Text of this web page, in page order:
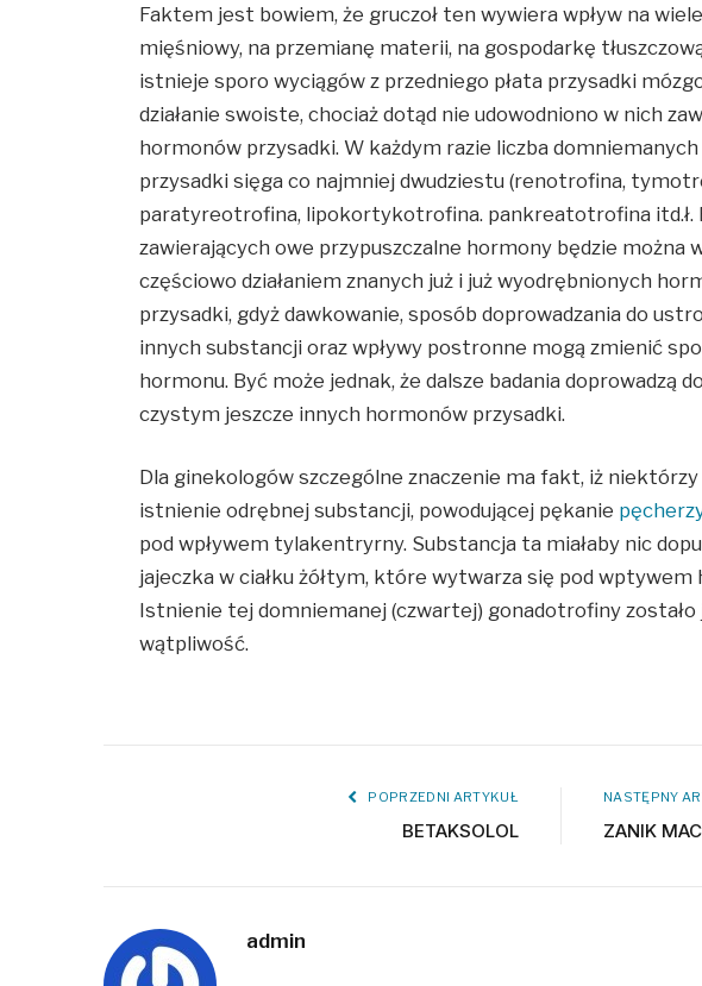
Faktem jest bowiem, że gruczoł ten wywiera wpływ na wiele
mięśniowy, na przemianę materii, na gospodarkę
istnieje sporo wyciągów z przedniego płata przysadki
działanie swoiste, chociaż dotąd nie udowodniono w nich
hormonów przysadki. W każdym razie liczba
przysadki sięga co najmniej dwudziestu (renotrofina,
paratyreotrofina, lipokortykotrofina. pankreatotrofina itd.ł.
zawierających owe przypuszczalne hormony będzie można
częściowo działaniem znanych już i już wyodrębnionych
przysadki, gdyż dawkowanie, sposób doprowadzania do
innych substancji oraz wpływy postronne mogą zmienić
hormonu. Być może jednak, że dalsze badania doprowadzą
czystym jeszcze innych hormonów przysadki.
Dla ginekologów szczególne znaczenie ma fakt, iż niektórzy
istnienie odrębnej substancji, powodującej pękanie
pod wpływem tylakentryrny. Substancja ta miałaby nic
jajeczka w ciałku żółtym, które wytwarza się pod wptywem
Istnienie tej domniemanej (czwartej) gonadotrofiny
wątpliwość.
POPRZEDNI ARTYKUŁ
BETAKSOLOL
NASTĘPNY
ZANIK
admin